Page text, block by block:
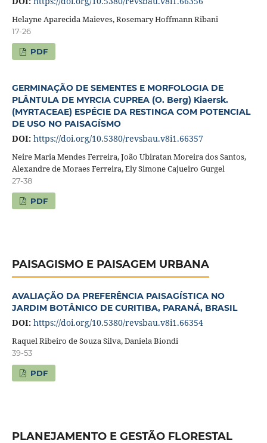
Helayne Aparecida Maieves, Rosemary Hoffmann Ribani
17-26
PDF
GERMINAÇÃO DE SEMENTES E MORFOLOGIA DE
PLÂNTULA DE MYRCIA CUPREA (O. Berg) Kiaersk.
(MYRTACEAE) ESPÉCIE DA RESTINGA COM POTENCIAL
DE USO NO PAISAGÍSMO
DOI: https://doi.org/10.5380/revsbau.v8i1.66357
Neire Maria Mendes Ferreira, João Ubiratan Moreira dos Santos,
Alexandre de Moraes Ferreira, Ely Simone Cajueiro Gurgel
27-38
PDF
PAISAGISMO E PAISAGEM URBANA
AVALIAÇÃO DA PREFERÊNCIA PAISAGÍSTICA NO
JARDIM BOTÂNICO DE CURITIBA, PARANÁ, BRASIL
DOI: https://doi.org/10.5380/revsbau.v8i1.66354
Raquel Ribeiro de Souza Silva, Daniela Biondi
39-53
PDF
PLANEJAMENTO E GESTÃO FLORESTAL